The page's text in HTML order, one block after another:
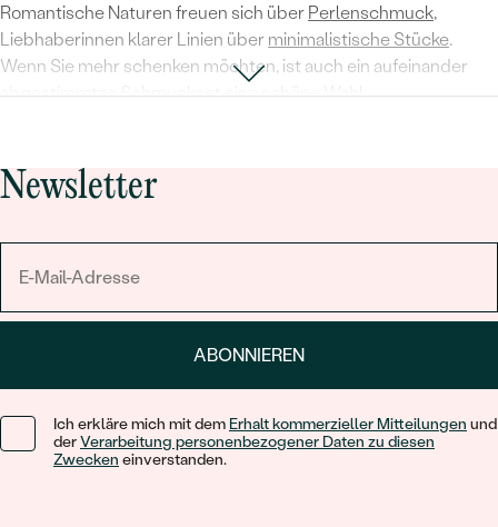
Romantische Naturen freuen sich über Perlenschmuck,
Liebhaberinnen klarer Linien über minimalistische Stücke.
Wenn Sie mehr schenken möchten, ist auch ein aufeinander
abgestimmtesSchmuckseteine schöne Wahl.
Wenn Sie sie wirklich ansprechen möchten, setzen Sie auf eine
Ein beliebtes originelles Geschenk für die Trauzeugin ist auch
ein Anhänger mit ihremSternzeichenoder mit einem kleinen
Warum bei Eppi einkaufen
Lebenslanger Service gratis– wir kümmern uns ein Leben
Newsletter
ABONNIEREN
Ich erkläre mich mit dem Erhalt kommerzieller Mitteilungen und
derVerarbeitung personenbezogener Daten zu diesen
Zwecken einverstanden.